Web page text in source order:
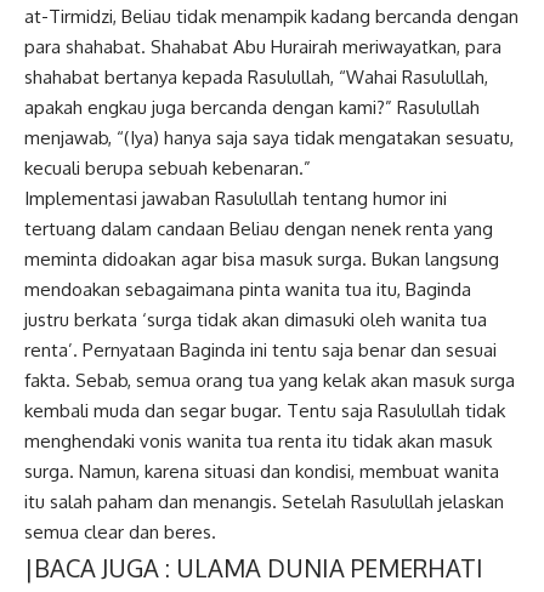
at-Tirmidzi, Beliau tidak menampik kadang bercanda dengan
para shahabat. Shahabat Abu Hurairah meriwayatkan, para
shahabat bertanya kepada Rasulullah, “Wahai Rasulullah,
apakah engkau juga bercanda dengan kami?” Rasulullah
menjawab, “(Iya) hanya saja saya tidak mengatakan sesuatu,
kecuali berupa sebuah kebenaran.”
Implementasi jawaban Rasulullah tentang humor ini
tertuang dalam candaan Beliau dengan nenek renta yang
meminta didoakan agar bisa masuk surga. Bukan langsung
mendoakan sebagaimana pinta wanita tua itu, Baginda
justru berkata ‘surga tidak akan dimasuki oleh wanita tua
renta’. Pernyataan Baginda ini tentu saja benar dan sesuai
fakta. Sebab, semua orang tua yang kelak akan masuk surga
kembali muda dan segar bugar. Tentu saja Rasulullah tidak
menghendaki vonis wanita tua renta itu tidak akan masuk
surga. Namun, karena situasi dan kondisi, membuat wanita
itu salah paham dan menangis. Setelah Rasulullah jelaskan
semua clear dan beres.
|BACA JUGA : ULAMA DUNIA PEMERHATI